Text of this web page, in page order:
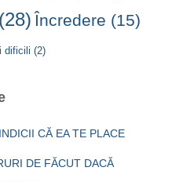
(28) Încredere (15)
dificili (2)
CĂ EA TE PLACE
DE FĂCUT DACĂ